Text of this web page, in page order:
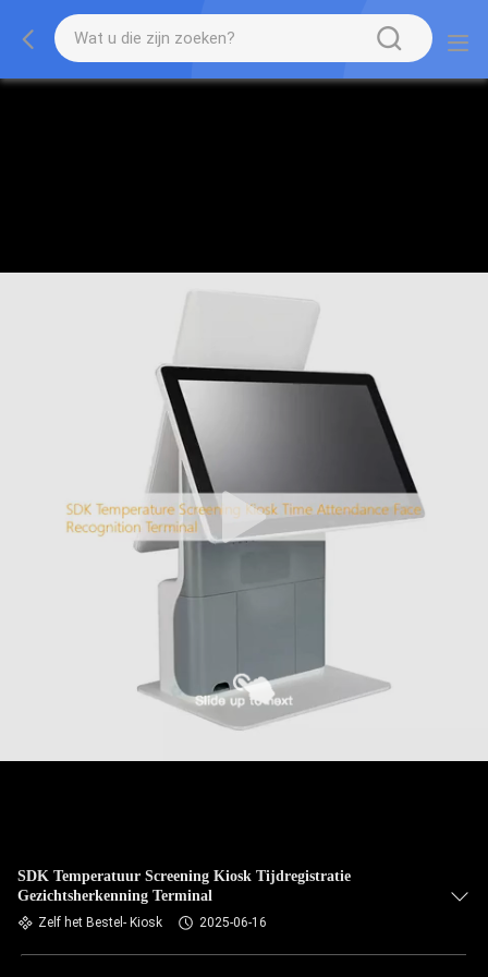
SDK Temperatuur Screening Kiosk Tijdregistratie
Gezichtsherkenning Terminal
Zelf het Bestel- Kiosk 2025-06-16